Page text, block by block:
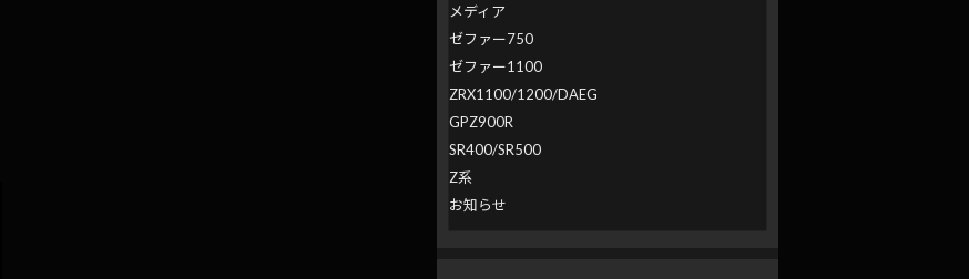
メディア
ゼファー750
ゼファー1100
ZRX1100/1200/DAEG
GPZ900R
SR400/SR500
Z系
お知らせ